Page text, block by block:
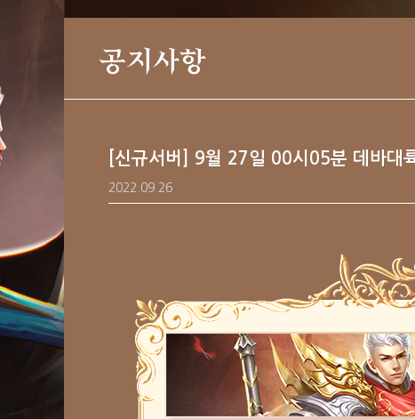
공지사항
[신규서버] 9월 27일 00시05분 데바대
2022.09.26